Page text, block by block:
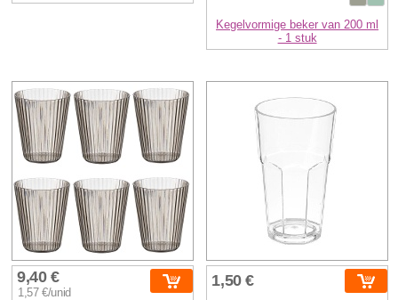
Kegelvormige beker van 200 ml
- 1 stuk
9,40 €
1,57 €/unid
1,50 €